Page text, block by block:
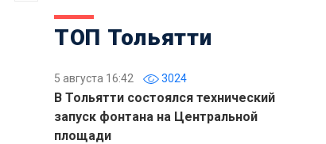
ТОП Тольятти
5 августа 16:42 3024
В Тольятти состоялся технический
запуск фонтана на Центральной
площади